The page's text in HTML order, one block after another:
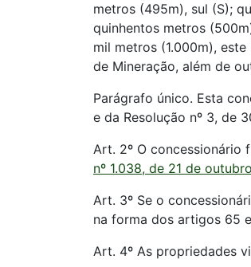
metros (495m), sul (S);
quinhentos metros
mil metros (1.000m),
de Mineração, além de
Parágrafo único. Esta
e da Resolução nº 3, de
Art. 2º O concessionário
nº 1.038, de 21 de
Art. 3º Se o
na forma dos artigos 65
Art. 4º As propriedades